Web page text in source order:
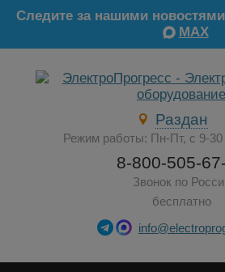
Следите за нашими
MAX
Раздан
Режим работы: Пн-Пт, с 9-30
8-800-505-
Звонок по
бесплатно